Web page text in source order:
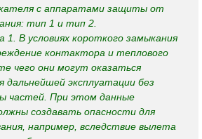
с аппаратами защиты от
тип 1 и тип 2.
1. В условиях короткого замыкания
контактора и теплового
чего они могут оказаться
дальнейшей эксплуатации без
частей. При этом данные
создавать опасности для
например, вследствие вылета